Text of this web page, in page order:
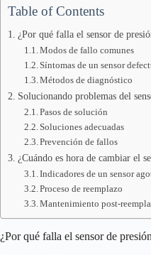
Table of Contents
¿Por qué falla el sensor de
Modos de fallo comunes
Síntomas de un sensor
Métodos de diagnóstico
Solucionando problemas del
Pasos de solución
Soluciones adecuadas
Prevención de fallos
¿Cuándo es hora de cambiar el
Indicadores de un sensor
Proceso de reemplazo
Mantenimiento post-
¿Por qué falla el sensor de